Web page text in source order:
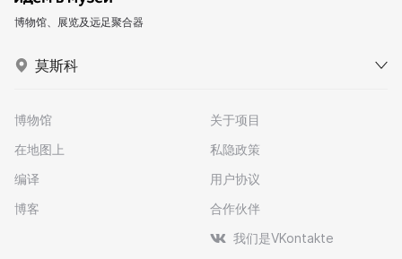
博物馆、展览及远足聚合器
莫斯科
博物馆
在地图上
编译
博客
关于项目
私隐政策
用户协议
合作伙伴
我们是VKontakte